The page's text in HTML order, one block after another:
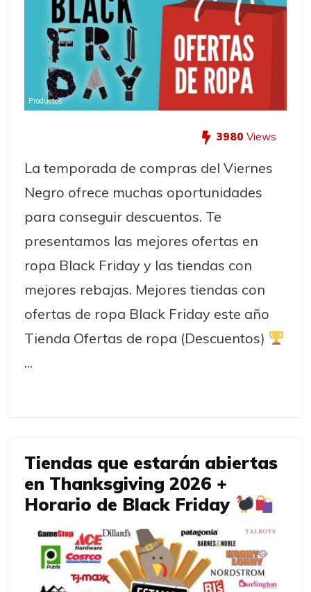
Productos
3980 Views
La temporada de compras del Viernes
Negro ofrece muchas oportunidades
para conseguir descuentos. Te
presentamos las mejores ofertas en
ropa Black Friday y las tiendas con
mejores rebajas. Mejores tiendas con
ofertas de ropa Black Friday este año
Tienda Ofertas de ropa (Descuentos)
...
Tiendas que estarán abiertas
en Thanksgiving 2026 +
Horario de Black Friday